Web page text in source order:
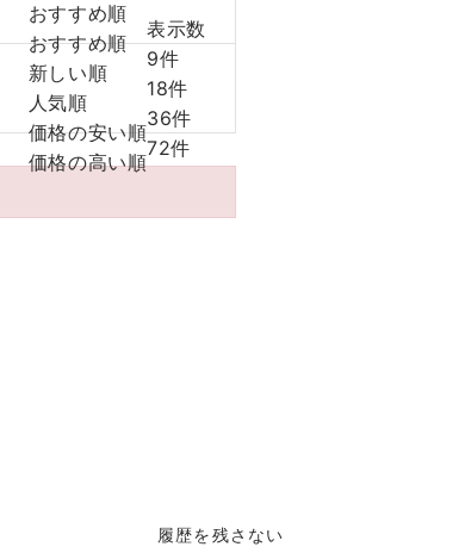
おすすめ順
おすすめ順
新しい順
人気順
価格の安い順
価格の高い順
表示数
9件
18件
36件
72件
履歴を残さない